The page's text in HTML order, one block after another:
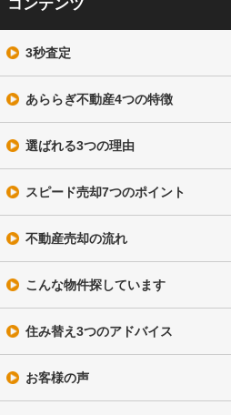
コンテンツ
3秒査定
あららぎ不動産4つの特徴
選ばれる3つの理由
スピード売却7つのポイント
不動産売却の流れ
こんな物件探しています
住み替え3つのアドバイス
お客様の声